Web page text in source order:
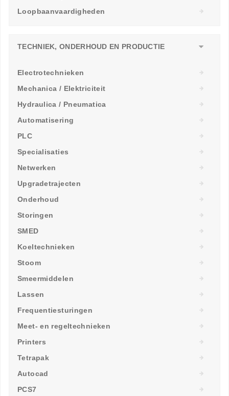
Loopbaanvaardigheden
TECHNIEK, ONDERHOUD EN PRODUCTIE
Electrotechnieken
Mechanica / Elektriciteit
Hydraulica / Pneumatica
Automatisering
PLC
Specialisaties
Netwerken
Upgradetrajecten
Onderhoud
Storingen
SMED
Koeltechnieken
Stoom
Smeermiddelen
Lassen
Frequentiesturingen
Meet- en regeltechnieken
Printers
Tetrapak
Autocad
PCS7